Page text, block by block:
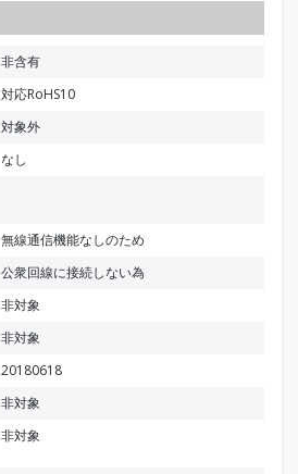
非含有
対応RoHS10
対象外
なし
無線通信機能なしのため
公衆回線に接続しない為
非対象
非対象
20180618
非対象
非対象